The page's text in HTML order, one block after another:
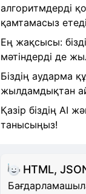
алгоритмдерді
қамтамасыз
Ең жақсысы:
мәтіндерді де
Біздің аударма
жылдамдықтан
Қазір біздің AI
танысыңыз!
HTML,